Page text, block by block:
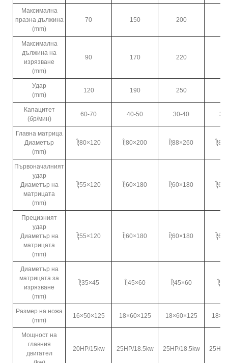
Максимална
празна дължина
(mm)
70 150 200
Максимална
дължина на
изрязване
(mm)
90 170 220
Удар
(mm)
120 190 250
Капацитет
(бр/мин)
60-70 40-50 30-40
Главна матрица
Диаметър
(mm)
Î¦80×120 Î¦80×200 Î¦88×260
Първоначалният
удар
Диаметър на
матрицата
(mm)
Î¦55×120 Î¦60×180 Î¦60×180
Прецизният
удар
Диаметър на
матрицата
(mm)
Î¦55×120 Î¦60×180 Î¦60×180
Диаметър на
матрицата за
изрязване
(mm)
Î¦35×45 Î¦45×60 Î¦45×60
Размер на ножа
(mm)
16×50×125 18×60×125 18×60×125
Мощност на
главния
двигател
20HP/15kw 25HP/18.5kw 25HP/18.5kw